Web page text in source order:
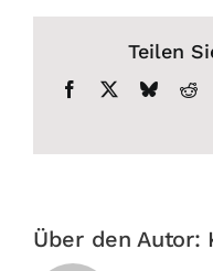
Teilen
Facebook Bluesky
Über den Autor: